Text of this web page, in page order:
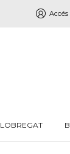
Accés